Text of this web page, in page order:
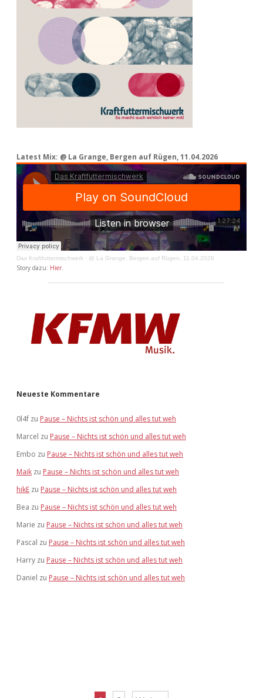
Latest Mix: @ La Grange, Bergen auf Rügen, 11.04.2026
Das Kraftfuttermischwerk · @ La Grange, Bergen auf Rügen, 11.04.2026
Story dazu: Hier
Neueste Kommentare
0l4f zu Pause – Nichts ist schön und alles tut weh
Marcel zu Pause – Nichts ist schön und alles tut weh
Embo zu Pause – Nichts ist schön und alles tut weh
Maik zu Pause – Nichts ist schön und alles tut weh
hikE zu Pause – Nichts ist schön und alles tut weh
Bea zu Pause – Nichts ist schön und alles tut weh
Marie zu Pause – Nichts ist schön und alles tut weh
Pascal zu Pause – Nichts ist schön und alles tut weh
Harry zu Pause – Nichts ist schön und alles tut weh
Daniel zu Pause – Nichts ist schön und alles tut weh